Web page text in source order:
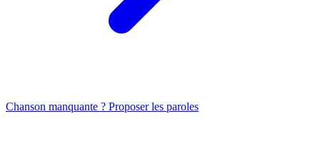
Chanson manquante ? Proposer les paroles